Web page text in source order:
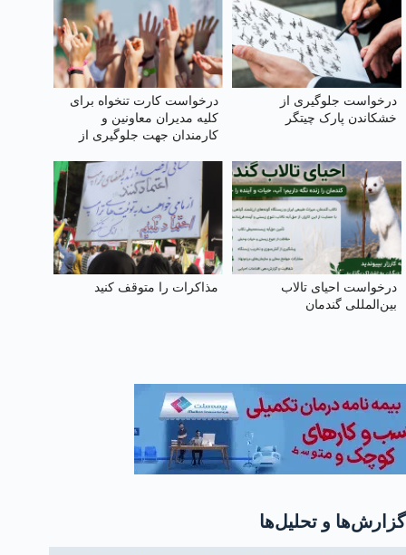
درخواست جلوگیری از
خشکاندن پارک چیتگر
درخواست کارت تنخواه برای
کلیه مدیران معاونین و
کارمندان جهت جلوگیری از
درخواست احیای تالاب
بین‌المللی گندمان
مذاکرات را متوقف کنید
گزارش‌ها و تحلیل‌ها